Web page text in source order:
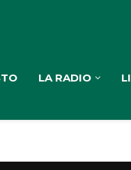
PULISERVICE:
LA RADIO